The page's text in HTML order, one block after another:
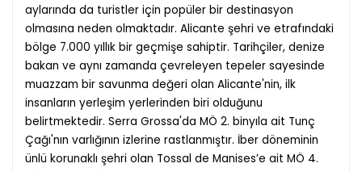
aylarında da turistler için popüler bir destinasyon
olmasına neden olmaktadır. Alicante şehri ve etrafındaki
bölge 7.000 yıllık bir geçmişe sahiptir. Tarihçiler, denize
bakan ve aynı zamanda çevreleyen tepeler sayesinde
muazzam bir savunma değeri olan Alicante'nin, ilk
insanların yerleşim yerlerinden biri olduğunu
belirtmektedir. Serra Grossa'da MÖ 2. binyıla ait Tunç
Çağı'nın varlığının izlerine rastlanmıştır. İber döneminin
ünlü korunaklı şehri olan Tossal de Manises’e ait MÖ 4.